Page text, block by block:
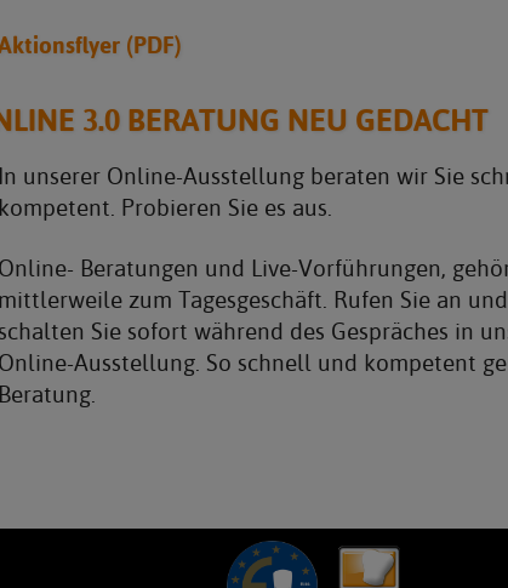
(PDF)
3.0 BERATUNG NEU GEDACHT
unserer Online-Ausstellung beraten wir Sie
Probieren Sie es aus.
Beratungen und Live-Vorführungen,
zum Tagesgeschäft. Rufen Sie an
Sie sofort während des Gespräches in
Ausstellung. So schnell und kompetent